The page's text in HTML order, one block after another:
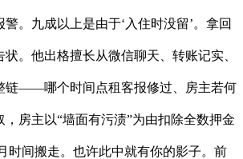
。九成以上是由于‘入住时没留’。拿回
状。他出格擅长从微信聊天、转账记实、
链——哪个时间点租客报修过、房主若何
房主以“墙面有污渍”为由扣除全数押金
时间搬走。也许此中就有你的影子。前